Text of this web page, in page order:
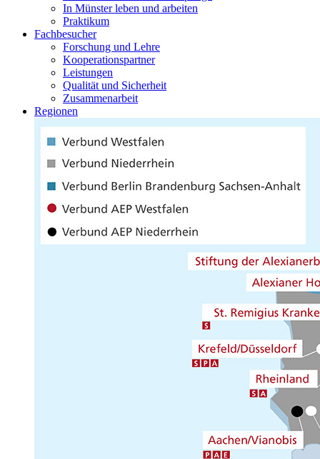
In Münster leben und arbeiten
Praktikum
Fachbesucher
Forschung und Lehre
Kooperationspartner
Leistungen
Qualität und Sicherheit
Zusammenarbeit
Regionen